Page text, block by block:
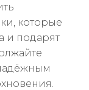
которые
и подарят